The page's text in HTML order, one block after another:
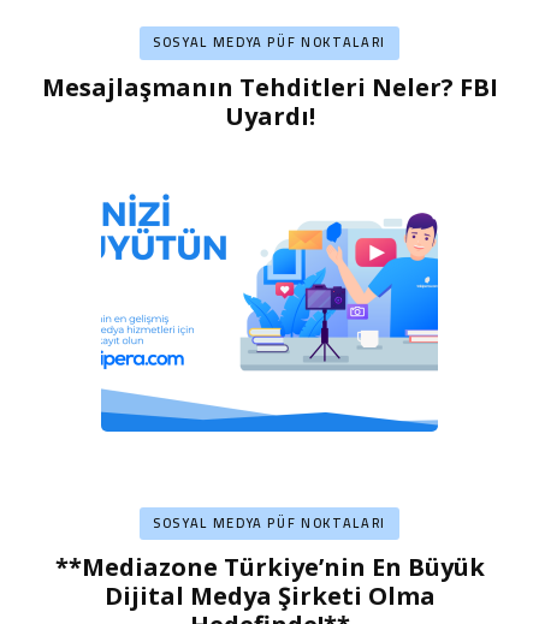
SOSYAL MEDYA PÜF NOKTALARI
Mesajlaşmanın Tehditleri Neler? FBI
Uyardı!
SOSYAL MEDYA PÜF NOKTALARI
**Mediazone Türkiye’nin En Büyük
Dijital Medya Şirketi Olma